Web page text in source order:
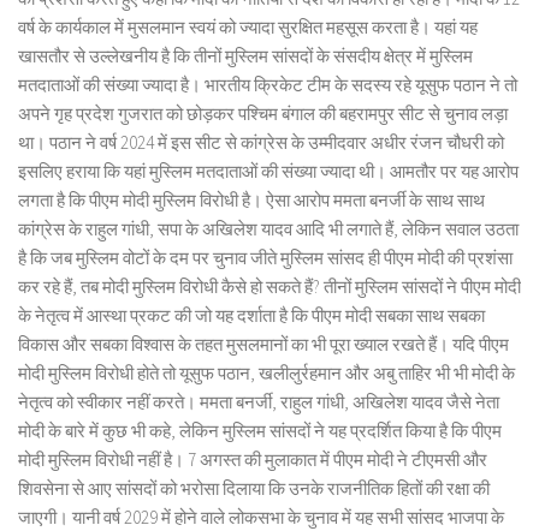
वर्ष के कार्यकाल में मुसलमान स्वयं को ज्यादा सुरक्षित महसूस करता है। यहां यह
खासतौर से उल्लेखनीय है कि तीनों मुस्लिम सांसदों के संसदीय क्षेत्र में मुस्लिम
मतदाताओं की संख्या ज्यादा है। भारतीय क्रिकेट टीम के सदस्य रहे यूसुफ पठान ने तो
अपने गृह प्रदेश गुजरात को छोड़कर पश्चिम बंगाल की बहरामपुर सीट से चुनाव लड़ा
था। पठान ने वर्ष 2024 में इस सीट से कांग्रेस के उम्मीदवार अधीर रंजन चौधरी को
इसलिए हराया कि यहां मुस्लिम मतदाताओं की संख्या ज्यादा थी। आमतौर पर यह आरोप
लगता है कि पीएम मोदी मुस्लिम विरोधी है। ऐसा आरोप ममता बनर्जी के साथ साथ
कांग्रेस के राहुल गांधी, सपा के अखिलेश यादव आदि भी लगाते हैं, लेकिन सवाल उठता
है कि जब मुस्लिम वोटों के दम पर चुनाव जीते मुस्लिम सांसद ही पीएम मोदी की प्रशंसा
कर रहे हैं, तब मोदी मुस्लिम विरोधी कैसे हो सकते हैं? तीनों मुस्लिम सांसदों ने पीएम मोदी
के नेतृत्व में आस्था प्रकट की जो यह दर्शाता है कि पीएम मोदी सबका साथ सबका
विकास और सबका विश्वास के तहत मुसलमानों का भी पूरा ख्याल रखते हैं। यदि पीएम
मोदी मुस्लिम विरोधी होते तो यूसुफ पठान, खलीलुर्रहमान और अबु ताहिर भी भी मोदी के
नेतृत्व को स्वीकार नहीं करते। ममता बनर्जी, राहुल गांधी, अखिलेश यादव जैसे नेता
मोदी के बारे में कुछ भी कहे, लेकिन मुस्लिम सांसदों ने यह प्रदर्शित किया है कि पीएम
मोदी मुस्लिम विरोधी नहीं है। 7 अगस्त की मुलाकात में पीएम मोदी ने टीएमसी और
शिवसेना से आए सांसदों को भरोसा दिलाया कि उनके राजनीतिक हितों की रक्षा की
जाएगी। यानी वर्ष 2029 में होने वाले लोकसभा के चुनाव में यह सभी सांसद भाजपा के